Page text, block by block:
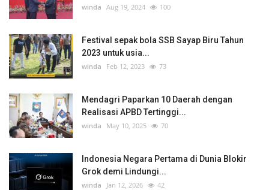
winda Aug 19, 2024 100
Festival sepak bola SSB Sayap Biru Tahun
2023 untuk usia...
winda Feb 12, 2023 73
Mendagri Paparkan 10 Daerah dengan
Realisasi APBD Tertinggi...
winda May 10, 2025 70
Indonesia Negara Pertama di Dunia Blokir
Grok demi Lindungi...
winda Jan 12, 2026 42